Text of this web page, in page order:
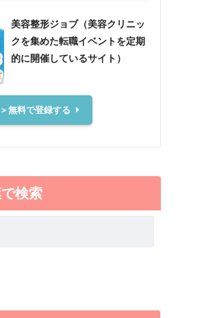
美容整形ジョブ（美容クリニッ
クを集めた転職イベントを定期
的に開催しているサイト）
無料で登録する
検索